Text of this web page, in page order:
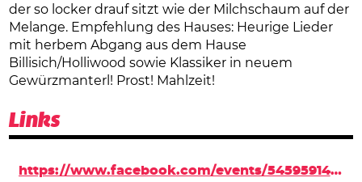
der so locker drauf sitzt wie der Milchschaum auf der
Melange. Empfehlung des Hauses: Heurige Lieder
mit herbem Abgang aus dem Hause
Billisich/Holliwood sowie Klassiker in neuem
Gewürzmanterl! Prost! Mahlzeit!
Links
https://www.facebook.com/events/545959145534255/